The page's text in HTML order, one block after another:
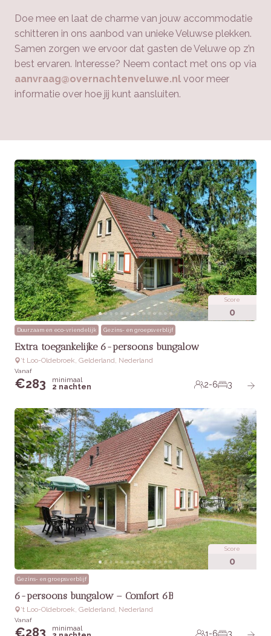
Doe mee en laat de charme van jouw accommodatie
schitteren in ons aanbod van unieke Veluwse plekken.
Samen zorgen we ervoor dat gasten de Veluwe op z’n
best ervaren. Interesse? Neem contact met ons op via
aanvraag@overnachtenveluwe.nl voor meer
informatie over hoe jij kunt aansluiten.
Score
0
Duurzaam en eco-vriendelijk Gezins- en groepsverblijf
Extra toegankelijke 6-persoons bungalow
‘t Loo-Oldebroek, Gelderland, Nederland
Vanaf
€283
minimaal
2 nachten
2-6 3
Score
0
Gezins- en groepsverblijf
6-persoons bungalow – Comfort 6B
‘t Loo-Oldebroek, Gelderland, Nederland
Vanaf
€283
minimaal
1-6 3